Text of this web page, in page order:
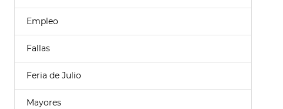
Empleo
Fallas
Feria de Julio
Mayores